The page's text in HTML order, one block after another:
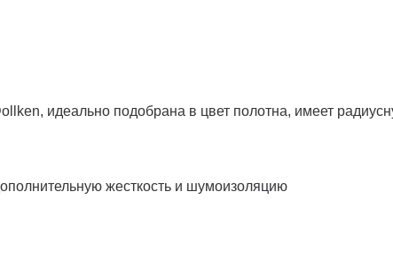
идеально подобрана в цвет полотна, имеет
жесткость и шумоизоляцию